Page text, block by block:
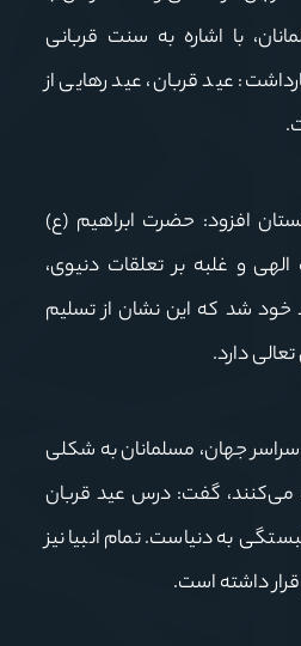
با اشاره به سنت قربانی
عید قربان، عید رهایی از
افزود: حضرت ابراهیم (ع)
و غلبه بر تعلقات دنیوی،
خود شد که این نشان از تسلیم
دارد.
سراسر جهان، مسلمانان به شکلی
می‌کنند، گفت: درس عید قربان
به دنیاست. تمام انبیا نیز
داشته است.